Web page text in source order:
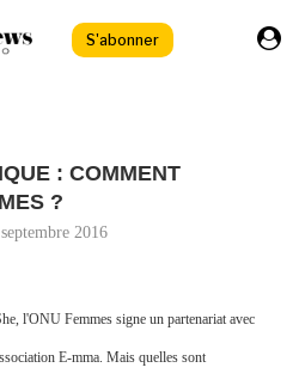
S'abonner
: COMMENT
?
2016
l'ONU Femmes signe un partenariat avec
E-mma. Mais quelles sont